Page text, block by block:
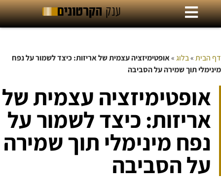
דף הבית»בלוג»אופטימיזציה עצמית של אריזות: כיצד לשמור על נפח
מינימלי תוך שמירה על הסביבה
אופטימיזציה עצמית של
אריזות: כיצד לשמור על
נפח מינימלי תוך שמירה
על הסביבה